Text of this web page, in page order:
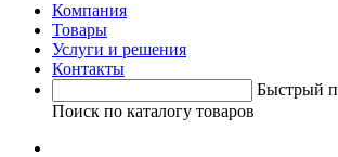
Компания
Товары
Услуги и решения
Контакты
Быстрый
Поиск по каталогу товаров